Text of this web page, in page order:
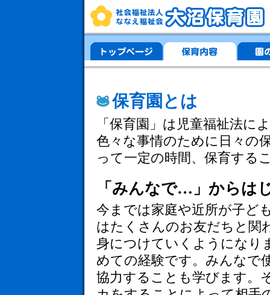
保育園とは
「保育園」は児童福祉法に
色々な事情のために日々の
って一定の時間、保育する
「みんなで…」からは
今までは家庭や近所が子ど
はたくさんのお友だちと関
身につけていくようになり
めての経験です。みんなで
協力することも学びます。